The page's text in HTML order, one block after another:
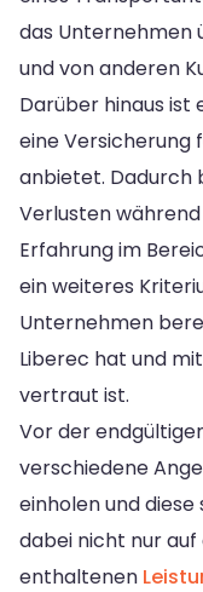
das Unternehmen
und von anderen
Darüber hinaus ist
eine Versicherung
anbietet. Dadurch
Verlusten
Erfahrung im
ein weiteres
Unternehmen
Liberec hat und
vertraut ist.
Vor der
verschiedene
einholen und
dabei nicht nur auf
enthaltenen